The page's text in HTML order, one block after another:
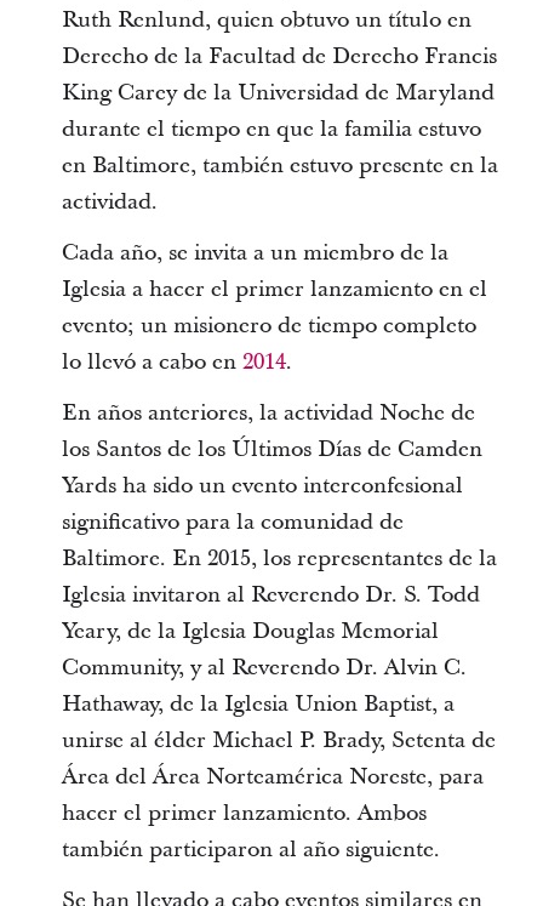
Ruth Renlund, quien obtuvo un título en
Derecho de la Facultad de Derecho Francis
King Carey de la Universidad de Maryland
durante el tiempo en que la familia estuvo
en Baltimore, también estuvo presente en la
actividad.
Cada año, se invita a un miembro de la
Iglesia a hacer el primer lanzamiento en el
evento; un misionero de tiempo completo
lo llevó a cabo en 2014.
En años anteriores, la actividad Noche de
los Santos de los Últimos Días de Camden
Yards ha sido un evento interconfesional
significativo para la comunidad de
Baltimore. En 2015, los representantes de la
Iglesia invitaron al Reverendo Dr. S. Todd
Yeary, de la Iglesia Douglas Memorial
Community, y al Reverendo Dr. Alvin C.
Hathaway, de la Iglesia Union Baptist, a
unirse al élder Michael P. Brady, Setenta de
Área del Área Norteamérica Noreste, para
hacer el primer lanzamiento. Ambos
también participaron al año siguiente.